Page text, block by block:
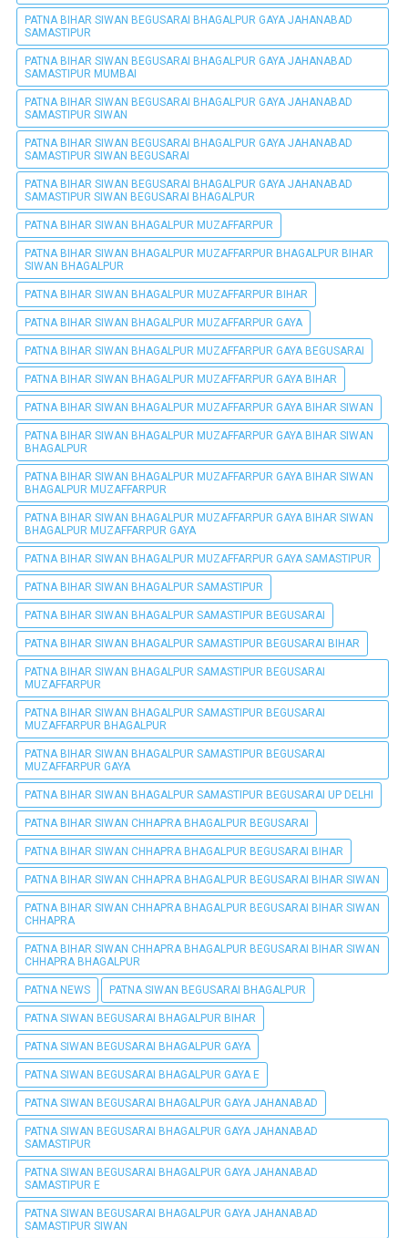
PATNA BIHAR SIWAN BEGUSARAI BHAGALPUR GAYA JAHANABAD
SAMASTIPUR
PATNA BIHAR SIWAN BEGUSARAI BHAGALPUR GAYA JAHANABAD
SAMASTIPUR MUMBAI
PATNA BIHAR SIWAN BEGUSARAI BHAGALPUR GAYA JAHANABAD
SAMASTIPUR SIWAN
PATNA BIHAR SIWAN BEGUSARAI BHAGALPUR GAYA JAHANABAD
SAMASTIPUR SIWAN BEGUSARAI
PATNA BIHAR SIWAN BEGUSARAI BHAGALPUR GAYA JAHANABAD
SAMASTIPUR SIWAN BEGUSARAI BHAGALPUR
PATNA BIHAR SIWAN BHAGALPUR MUZAFFARPUR
PATNA BIHAR SIWAN BHAGALPUR MUZAFFARPUR BHAGALPUR BIHAR
SIWAN BHAGALPUR
PATNA BIHAR SIWAN BHAGALPUR MUZAFFARPUR BIHAR
PATNA BIHAR SIWAN BHAGALPUR MUZAFFARPUR GAYA
PATNA BIHAR SIWAN BHAGALPUR MUZAFFARPUR GAYA BEGUSARAI
PATNA BIHAR SIWAN BHAGALPUR MUZAFFARPUR GAYA BIHAR
PATNA BIHAR SIWAN BHAGALPUR MUZAFFARPUR GAYA BIHAR SIWAN
PATNA BIHAR SIWAN BHAGALPUR MUZAFFARPUR GAYA BIHAR SIWAN
BHAGALPUR
PATNA BIHAR SIWAN BHAGALPUR MUZAFFARPUR GAYA BIHAR SIWAN
BHAGALPUR MUZAFFARPUR
PATNA BIHAR SIWAN BHAGALPUR MUZAFFARPUR GAYA BIHAR SIWAN
BHAGALPUR MUZAFFARPUR GAYA
PATNA BIHAR SIWAN BHAGALPUR MUZAFFARPUR GAYA SAMASTIPUR
PATNA BIHAR SIWAN BHAGALPUR SAMASTIPUR
PATNA BIHAR SIWAN BHAGALPUR SAMASTIPUR BEGUSARAI
PATNA BIHAR SIWAN BHAGALPUR SAMASTIPUR BEGUSARAI BIHAR
PATNA BIHAR SIWAN BHAGALPUR SAMASTIPUR BEGUSARAI
MUZAFFARPUR
PATNA BIHAR SIWAN BHAGALPUR SAMASTIPUR BEGUSARAI
MUZAFFARPUR BHAGALPUR
PATNA BIHAR SIWAN BHAGALPUR SAMASTIPUR BEGUSARAI
MUZAFFARPUR GAYA
PATNA BIHAR SIWAN BHAGALPUR SAMASTIPUR BEGUSARAI UP DELHI
PATNA BIHAR SIWAN CHHAPRA BHAGALPUR BEGUSARAI
PATNA BIHAR SIWAN CHHAPRA BHAGALPUR BEGUSARAI BIHAR
PATNA BIHAR SIWAN CHHAPRA BHAGALPUR BEGUSARAI BIHAR SIWAN
PATNA BIHAR SIWAN CHHAPRA BHAGALPUR BEGUSARAI BIHAR SIWAN
CHHAPRA
PATNA BIHAR SIWAN CHHAPRA BHAGALPUR BEGUSARAI BIHAR SIWAN
CHHAPRA BHAGALPUR
PATNA NEWS PATNA SIWAN BEGUSARAI BHAGALPUR
PATNA SIWAN BEGUSARAI BHAGALPUR BIHAR
PATNA SIWAN BEGUSARAI BHAGALPUR GAYA
PATNA SIWAN BEGUSARAI BHAGALPUR GAYA E
PATNA SIWAN BEGUSARAI BHAGALPUR GAYA JAHANABAD
PATNA SIWAN BEGUSARAI BHAGALPUR GAYA JAHANABAD
SAMASTIPUR
PATNA SIWAN BEGUSARAI BHAGALPUR GAYA JAHANABAD
SAMASTIPUR E
PATNA SIWAN BEGUSARAI BHAGALPUR GAYA JAHANABAD
SAMASTIPUR SIWAN